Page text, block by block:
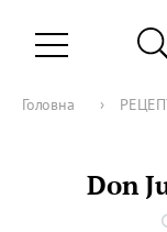
Головна ›
Don